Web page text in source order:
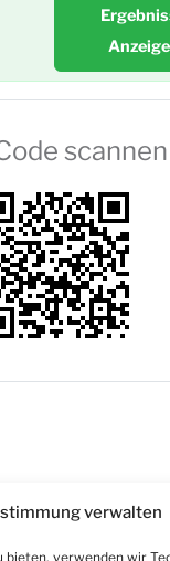
verwalten
bieten, verwenden wir
scannen